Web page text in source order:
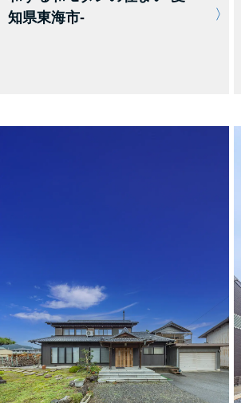
知県東海市-